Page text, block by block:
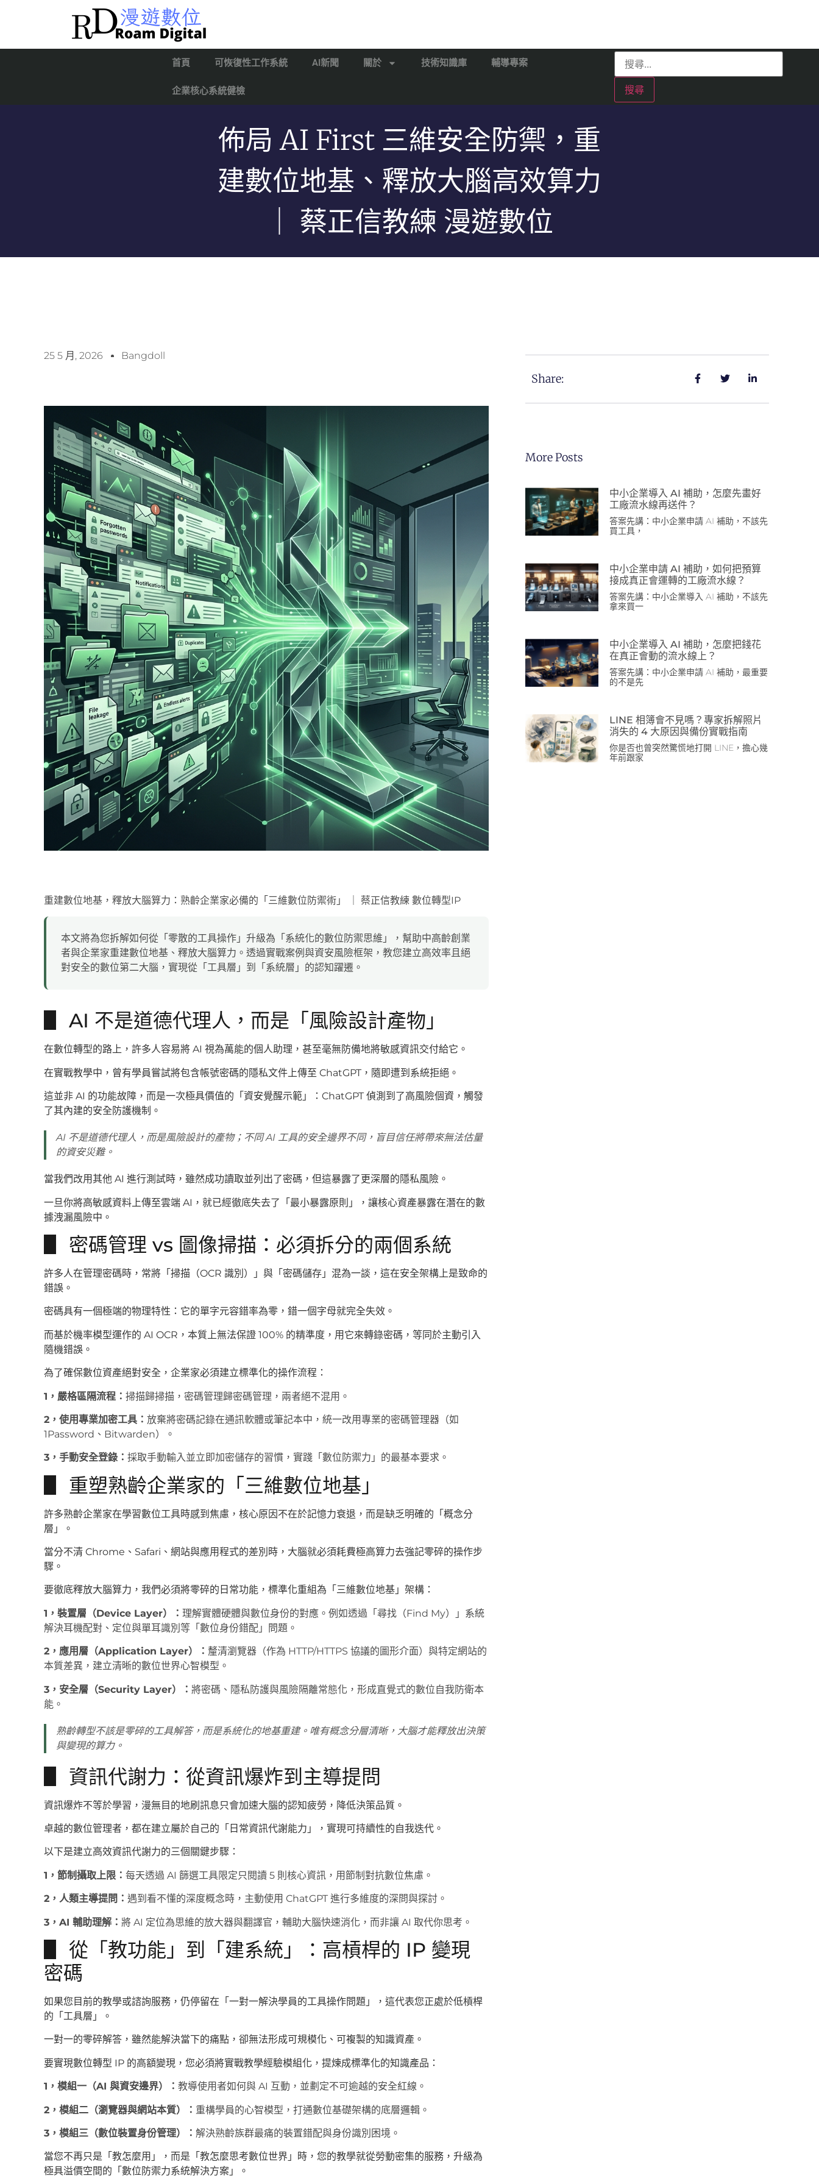
首頁 可恢復性工作系統 AI新聞 關於 技術知識庫 輔導專案
企業核心系統健檢
佈局 AI First 三維安全防禦，重
建數位地基、釋放大腦高效算力
｜ 蔡正信教練 漫遊數位
25 5 月, 2026 Bangdoll
重建數位地基，釋放大腦算力：熟齡企業家必備的「三維數位防禦術」 ｜ 蔡正信教練 數位轉型IP
本文將為您拆解如何從「零散的工具操作」升級為「系統化的數位防禦思維」，幫助中高齡創業
者與企業家重建數位地基、釋放大腦算力。透過實戰案例與資安風險框架，教您建立高效率且絕
對安全的數位第二大腦，實現從「工具層」到「系統層」的認知躍遷。
▋ AI 不是道德代理人，而是「風險設計產物」
在數位轉型的路上，許多人容易將 AI 視為萬能的個人助理，甚至毫無防備地將敏感資訊交付給它。
在實戰教學中，曾有學員嘗試將包含帳號密碼的隱私文件上傳至 ChatGPT，隨即遭到系統拒絕。
這並非 AI 的功能故障，而是一次極具價值的「資安覺醒示範」：ChatGPT 偵測到了高風險個資，觸發
了其內建的安全防護機制。
AI 不是道德代理人，而是風險設計的產物；不同 AI 工具的安全邊界不同，盲目信任將帶來無法估量
的資安災難。
當我們改用其他 AI 進行測試時，雖然成功讀取並列出了密碼，但這暴露了更深層的隱私風險。
一旦你將高敏感資料上傳至雲端 AI，就已經徹底失去了「最小暴露原則」，讓核心資產暴露在潛在的數
據洩漏風險中。
▋ 密碼管理 vs 圖像掃描：必須拆分的兩個系統
許多人在管理密碼時，常將「掃描（OCR 識別）」與「密碼儲存」混為一談，這在安全架構上是致命的
錯誤。
密碼具有一個極端的物理特性：它的單字元容錯率為零，錯一個字母就完全失效。
而基於機率模型運作的 AI OCR，本質上無法保證 100% 的精準度，用它來轉錄密碼，等同於主動引入
隨機錯誤。
為了確保數位資產絕對安全，企業家必須建立標準化的操作流程：
1，嚴格區隔流程： 掃描歸掃描，密碼管理歸密碼管理，兩者絕不混用。
2，使用專業加密工具： 放棄將密碼記錄在通訊軟體或筆記本中，統一改用專業的密碼管理器（如
1Password、Bitwarden）。
3，手動安全登錄： 採取手動輸入並立即加密儲存的習慣，實踐「數位防禦力」的最基本要求。
▋ 重塑熟齡企業家的「三維數位地基」
許多熟齡企業家在學習數位工具時感到焦慮，核心原因不在於記憶力衰退，而是缺乏明確的「概念分
層」。
當分不清 Chrome、Safari、網站與應用程式的差別時，大腦就必須耗費極高算力去強記零碎的操作步
驟。
要徹底釋放大腦算力，我們必須將零碎的日常功能，標準化重組為「三維數位地基」架構：
1，裝置層（Device Layer）： 理解實體硬體與數位身份的對應。例如透過「尋找（Find My）」系統
解決耳機配對、定位與單耳識別等「數位身份錯配」問題。
2，應用層（Application Layer）： 釐清瀏覽器（作為 HTTP/HTTPS 協議的圖形介面）與特定網站的
本質差異，建立清晰的數位世界心智模型。
3，安全層（Security Layer）： 將密碼、隱私防護與風險隔離常態化，形成直覺式的數位自我防衛本
能。
熟齡轉型不該是零碎的工具解答，而是系統化的地基重建。唯有概念分層清晰，大腦才能釋放出決策
與變現的算力。
▋ 資訊代謝力：從資訊爆炸到主導提問
資訊爆炸不等於學習，漫無目的地刷訊息只會加速大腦的認知疲勞，降低決策品質。
卓越的數位管理者，都在建立屬於自己的「日常資訊代謝能力」，實現可持續性的自我迭代。
以下是建立高效資訊代謝力的三個關鍵步驟：
1，節制攝取上限： 每天透過 AI 篩選工具限定只閱讀 5 則核心資訊，用節制對抗數位焦慮。
2，人類主導提問： 遇到看不懂的深度概念時，主動使用 ChatGPT 進行多維度的深問與探討。
3，AI 輔助理解： 將 AI 定位為思維的放大器與翻譯官，輔助大腦快速消化，而非讓 AI 取代你思考。
▋ 從「教功能」到「建系統」：高槓桿的 IP 變現
密碼
如果您目前的教學或諮詢服務，仍停留在「一對一解決學員的工具操作問題」，這代表您正處於低槓桿
的「工具層」。
一對一的零碎解答，雖然能解決當下的痛點，卻無法形成可規模化、可複製的知識資產。
要實現數位轉型 IP 的高額變現，您必須將實戰教學經驗模組化，提煉成標準化的知識產品：
1，模組一（AI 與資安邊界）： 教導使用者如何與 AI 互動，並劃定不可逾越的安全紅線。
2，模組二（瀏覽器與網站本質）： 重構學員的心智模型，打通數位基礎架構的底層邏輯。
3，模組三（數位裝置身份管理）： 解決熟齡族群最痛的裝置錯配與身份識別困境。
當您不再只是「教怎麼用」，而是「教怎麼思考數位世界」時，您的教學就從勞動密集的服務，升級為
極具溢價空間的「數位防禦力系統解決方案」。
Share:
More Posts
中小企業導入 AI 補助，怎麼先畫好
工廠流水線再送件？
答案先講：中小企業申請 AI 補助，不該先
買工具，
中小企業申請 AI 補助，如何把預算
接成真正會運轉的工廠流水線？
答案先講：中小企業導入 AI 補助，不該先
拿來買一
中小企業導入 AI 補助，怎麼把錢花
在真正會動的流水線上？
答案先講：中小企業申請 AI 補助，最重要
的不是先
LINE 相簿會不見嗎？專家拆解照片
消失的 4 大原因與備份實戰指南
你是否也曾突然驚慌地打開 LINE，擔心幾
年前跟家